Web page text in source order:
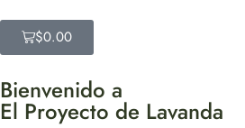
$0.00
Bienvenido a
El Proyecto de Lavanda